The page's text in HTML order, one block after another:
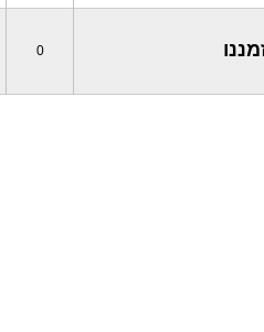
0